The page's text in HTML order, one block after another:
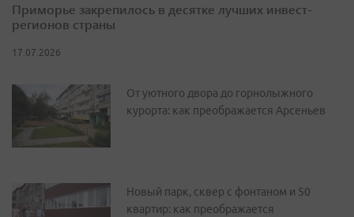
Приморье закрепилось в десятке лучших инвест-
регионов страны
17.07.2026
От уютного двора до горнолыжного
курорта: как преображается Арсеньев
Новый парк, сквер с фонтаном и 50
квартир: как преображается